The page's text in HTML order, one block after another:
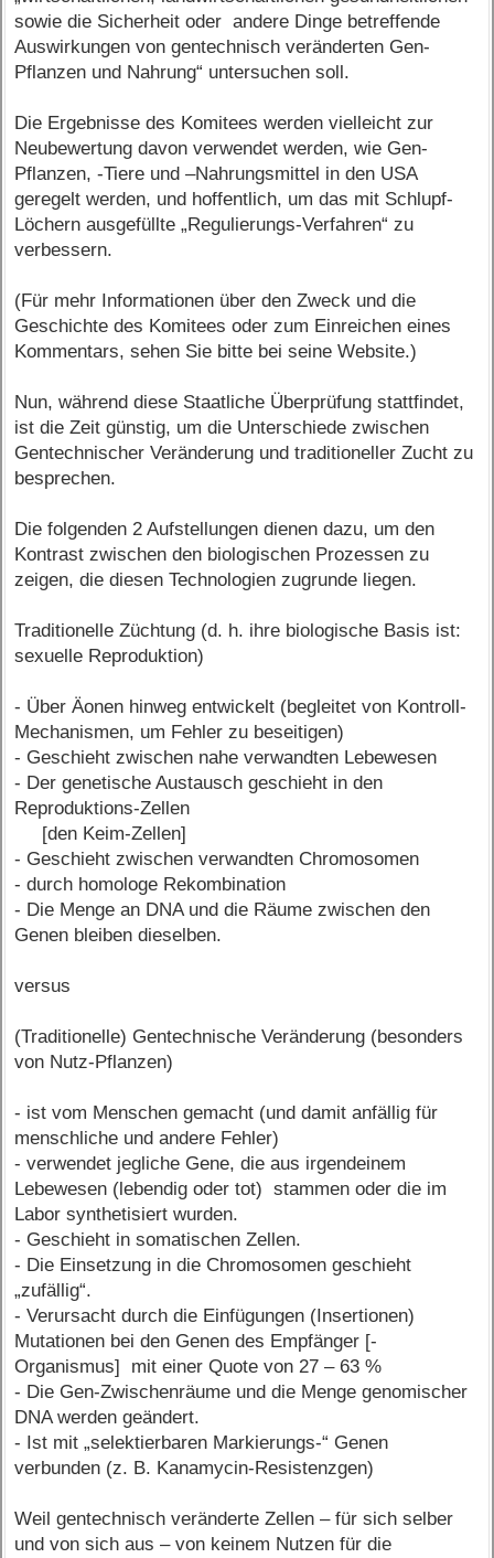
sowie die Sicherheit oder andere Dinge betreffende
Auswirkungen von gentechnisch veränderten Gen-
Pflanzen und Nahrung“ untersuchen soll.
Die Ergebnisse des Komitees werden vielleicht zur
Neubewertung davon verwendet werden, wie Gen-
Pflanzen, -Tiere und –Nahrungsmittel in den USA
geregelt werden, und hoffentlich, um das mit Schlupf-
Löchern ausgefüllte „Regulierungs-Verfahren“ zu
verbessern.
(Für mehr Informationen über den Zweck und die
Geschichte des Komitees oder zum Einreichen eines
Kommentars, sehen Sie bitte bei seine Website.)
Nun, während diese Staatliche Überprüfung stattfindet,
ist die Zeit günstig, um die Unterschiede zwischen
Gentechnischer Veränderung und traditioneller Zucht zu
besprechen.
Die folgenden 2 Aufstellungen dienen dazu, um den
Kontrast zwischen den biologischen Prozessen zu
zeigen, die diesen Technologien zugrunde liegen.
Traditionelle Züchtung (d. h. ihre biologische Basis ist:
sexuelle Reproduktion)
- Über Äonen hinweg entwickelt (begleitet von Kontroll-
Mechanismen, um Fehler zu beseitigen)
- Geschieht zwischen nahe verwandten Lebewesen
- Der genetische Austausch geschieht in den
Reproduktions-Zellen
[den Keim-Zellen]
- Geschieht zwischen verwandten Chromosomen
- durch homologe Rekombination
- Die Menge an DNA und die Räume zwischen den
Genen bleiben dieselben.
versus
(Traditionelle) Gentechnische Veränderung (besonders
von Nutz-Pflanzen)
- ist vom Menschen gemacht (und damit anfällig für
menschliche und andere Fehler)
- verwendet jegliche Gene, die aus irgendeinem
Lebewesen (lebendig oder tot) stammen oder die im
Labor synthetisiert wurden.
- Geschieht in somatischen Zellen.
- Die Einsetzung in die Chromosomen geschieht
„zufällig“.
- Verursacht durch die Einfügungen (Insertionen)
Mutationen bei den Genen des Empfänger [-
Organismus] mit einer Quote von 27 – 63 %
- Die Gen-Zwischenräume und die Menge genomischer
DNA werden geändert.
- Ist mit „selektierbaren Markierungs-“ Genen
verbunden (z. B. Kanamycin-Resistenzgen)
Weil gentechnisch veränderte Zellen – für sich selber
und von sich aus – von keinem Nutzen für die